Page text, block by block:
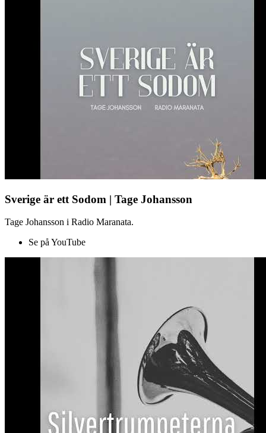
Sverige är ett Sodom | Tage Johansson
Tage Johansson i Radio Maranata.
Se på YouTube